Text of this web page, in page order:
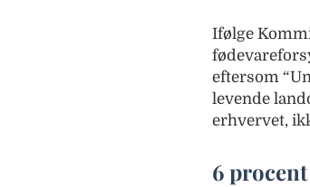
Ifølge
eftersom
levende
erhvervet,
6